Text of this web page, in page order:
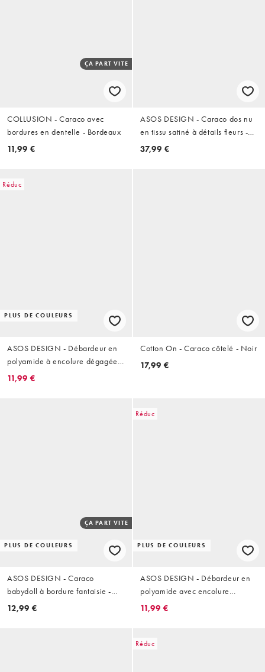
ÇA PART VITE
COLLUSION - Caraco avec
bordures en dentelle - Bordeaux
11,99 €
ASOS DESIGN - Caraco dos nu
en tissu satiné à détails fleurs -
Doré
37,99 €
Réduc
PLUS DE COULEURS
ASOS DESIGN - Débardeur en
polyamide à encolure dégagée
avec bretelles élastiques - Noir
11,99 €
Cotton On - Caraco côtelé - Noir
17,99 €
PLUS DE COULEURS
ÇA PART VITE
ASOS DESIGN - Caraco
babydoll à bordure fantaisie -
Bleu marine
12,99 €
Réduc
PLUS DE COULEURS
ASOS DESIGN - Débardeur en
polyamide avec encolure
dégagée et bretelles élastiques -
11,99 €
Réduc